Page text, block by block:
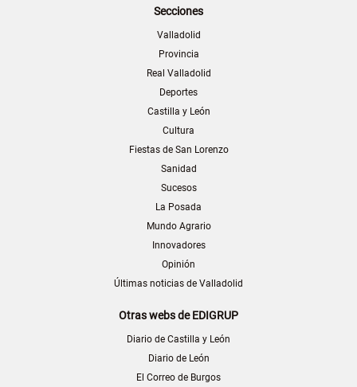
Secciones
Valladolid
Provincia
Real Valladolid
Deportes
Castilla y León
Cultura
Fiestas de San Lorenzo
Sanidad
Sucesos
La Posada
Mundo Agrario
Innovadores
Opinión
Últimas noticias de Valladolid
Otras webs de EDIGRUP
Diario de Castilla y León
Diario de León
El Correo de Burgos